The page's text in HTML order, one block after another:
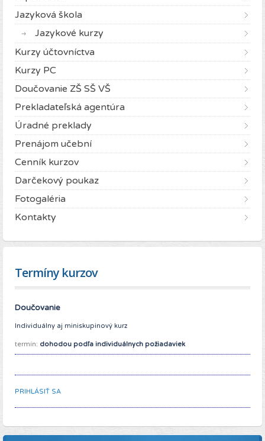
Jazyková škola
Jazykové kurzy
Kurzy účtovníctva
Kurzy PC
Doučovanie ZŠ SŠ VŠ
Prekladateľská agentúra
Úradné preklady
Prenájom učební
Cenník kurzov
Darčekový poukaz
Fotogaléria
Kontakty
Termíny kurzov
Doučovanie
Individuálny aj miniskupinový kurz
termín: dohodou podľa individuálnych požiadaviek
PRIHLÁSIŤ SA